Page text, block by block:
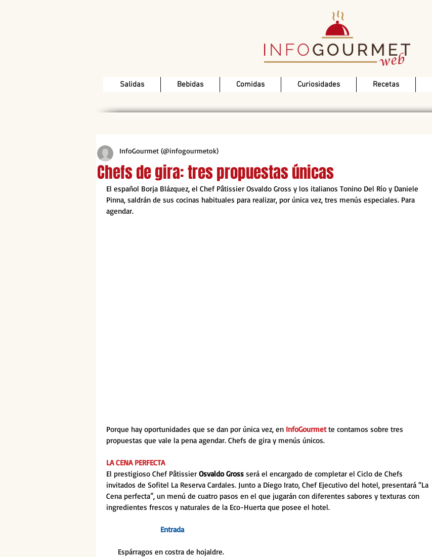
Salidas Bebidas Comidas Curiosidades Recetas
Chefs de gira: tres propuestas únicas
InfoGourmet (@infogourmetok)
El español Borja Blázquez, el Chef Pâtissier Osvaldo Gross y los italianos Tonino Del Río y Daniele
Pinna, saldrán de sus cocinas habituales para realizar, por única vez, tres menús especiales. Para
agendar.
Porque hay oportunidades que se dan por única vez, en InfoGourmet te contamos sobre tres
propuestas que vale la pena agendar. Chefs de gira y menús únicos.
LA CENA PERFECTA
El prestigioso Chef Pâtissier Osvaldo Gross será el encargado de completar el Ciclo de Chefs
invitados de Sofitel La Reserva Cardales. Junto a Diego Irato, Chef Ejecutivo del hotel, presentará “La
Cena perfecta”, un menú de cuatro pasos en el que jugarán con diferentes sabores y texturas con
ingredientes frescos y naturales de la Eco-Huerta que posee el hotel.
Entrada
Espárragos en costra de hojaldre.